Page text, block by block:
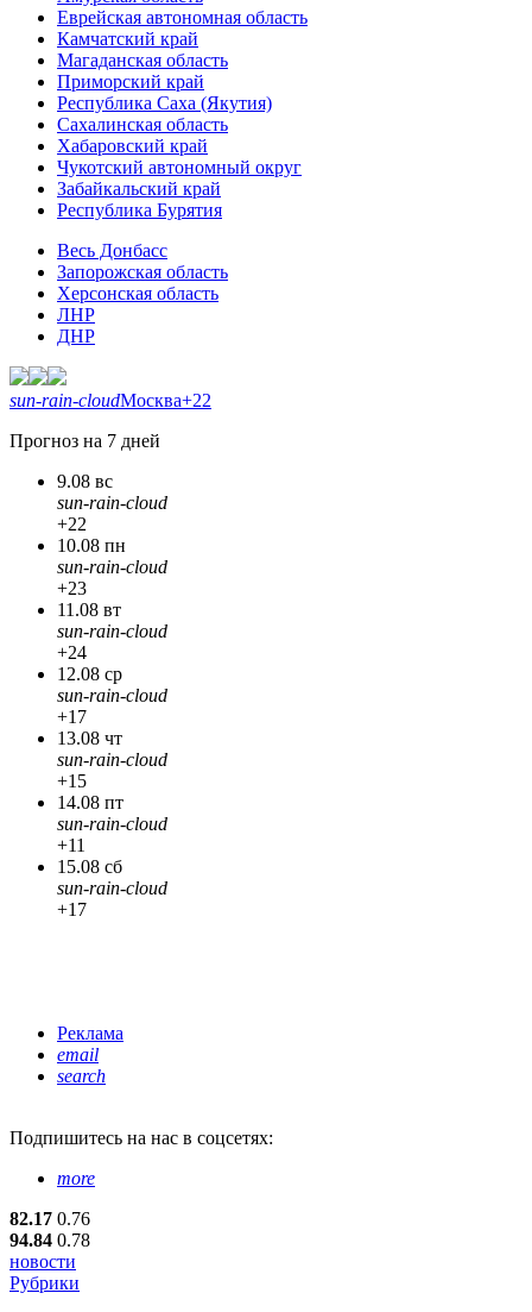
Еврейская автономная область
Камчатский край
Магаданская область
Приморский край
Республика Саха (Якутия)
Сахалинская область
Хабаровский край
Чукотский автономный округ
Забайкальский край
Республика Бурятия
Весь Донбасс
Запорожская область
Херсонская область
ЛНР
ДНР
sun-rain-cloudМосква+22
Прогноз на 7 дней
9.08 вс
sun-rain-cloud
+22
10.08 пн
sun-rain-cloud
+23
11.08 вт
sun-rain-cloud
+24
12.08 ср
sun-rain-cloud
+17
13.08 чт
sun-rain-cloud
+15
14.08 пт
sun-rain-cloud
+11
15.08 сб
sun-rain-cloud
+17
Реклама
email
search
Подпишитесь на нас в соцсетях:
more
82.17 0.76
94.84 0.78
новости
Рубрики